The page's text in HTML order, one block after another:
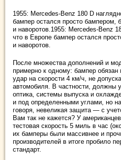
1955: Mercedes-Benz 180 D
бампер остался просто бампером,
и наворотов.1955: Mercedes-Benz
что в Европе бампер остался
и наворотов.
После множества дополнений и
примерно к одному: бампер
удар на скорости 4 км/ч, не
автомобиля. В частности, должны
оптика, системы выпуска и
и под определенными углами, но
говоря, невеликая защита — с
Вам так не кажется? У
тестовая скорость 5 миль в час
их бамперы были массивнее и
производителей в итоге пробило
стандарт.